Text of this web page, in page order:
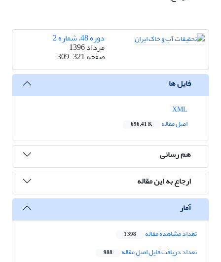
دوره 48، شماره 2
مرداد 1396
صفحه309-321
فایل ها
اصل مقاله
696.41 K
هم رسانی
ارجاع به این مقاله
آمار
تعداد مشاهده مقاله 1,398
تعداد دریافت فایل اصل مقاله 988